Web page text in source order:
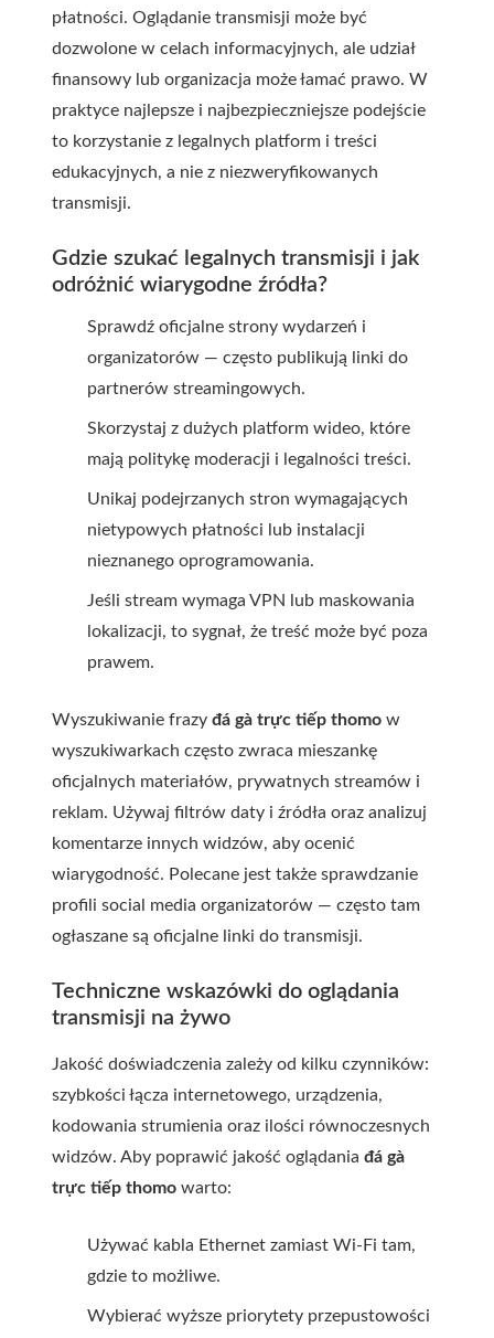
płatności. Oglądanie transmisji może być
dozwolone w celach informacyjnych, ale udział
finansowy lub organizacja może łamać prawo. W
praktyce najlepsze i najbezpieczniejsze podejście
to korzystanie z legalnych platform i treści
edukacyjnych, a nie z niezweryfikowanych
transmisji.
Gdzie szukać legalnych transmisji i jak
odróżnić wiarygodne źródła?
Sprawdź oficjalne strony wydarzeń i
organizatorów — często publikują linki do
partnerów streamingowych.
Skorzystaj z dużych platform wideo, które
mają politykę moderacji i legalności treści.
Unikaj podejrzanych stron wymagających
nietypowych płatności lub instalacji
nieznanego oprogramowania.
Jeśli stream wymaga VPN lub maskowania
lokalizacji, to sygnał, że treść może być poza
prawem.
Wyszukiwanie frazy đá gà trực tiếp thomo w
wyszukiwarkach często zwraca mieszankę
oficjalnych materiałów, prywatnych streamów i
reklam. Używaj filtrów daty i źródła oraz analizuj
komentarze innych widzów, aby ocenić
wiarygodność. Polecane jest także sprawdzanie
profili social media organizatorów — często tam
ogłaszane są oficjalne linki do transmisji.
Techniczne wskazówki do oglądania
transmisji na żywo
Jakość doświadczenia zależy od kilku czynników:
szybkości łącza internetowego, urządzenia,
kodowania strumienia oraz ilości równoczesnych
widzów. Aby poprawić jakość oglądania đá gà
trực tiếp thomo warto:
Używać kabla Ethernet zamiast Wi‑Fi tam,
gdzie to możliwe.
Wybierać wyższe priorytety przepustowości